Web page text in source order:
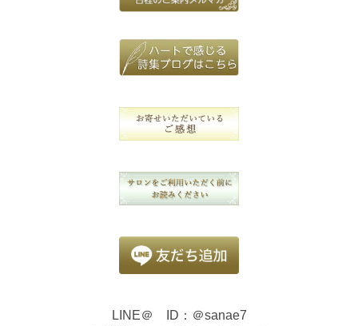
LINE＠ ID：＠sanae7